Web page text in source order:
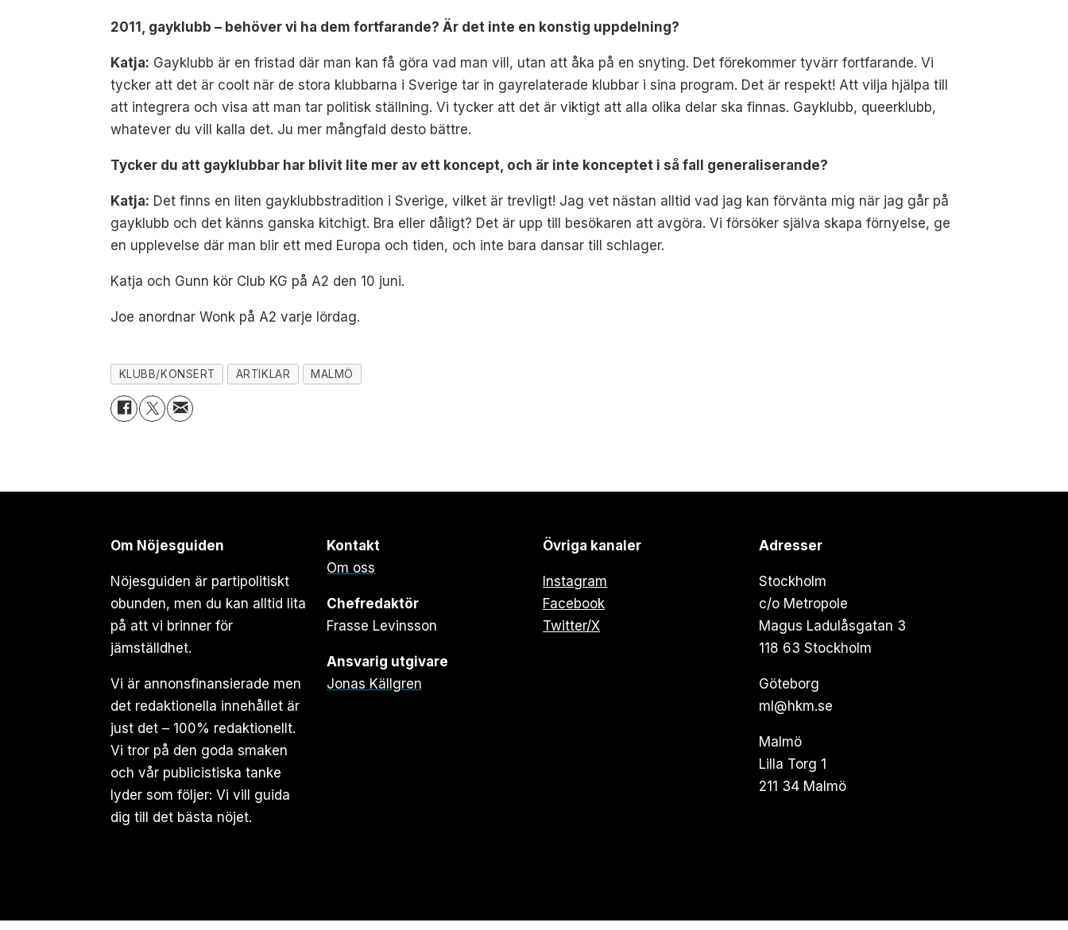
2011, gayklubb – behöver vi ha dem fortfarande? Är det inte en konstig uppdelning?
Katja: Gayklubb är en fristad där man kan få göra vad man vill, utan att åka på en snyting. Det förekommer tyvärr fortfarande. Vi
tycker att det är coolt när de stora klubbarna i Sverige tar in gayrelaterade klubbar i sina program. Det är respekt! Att vilja hjälpa till
att integrera och visa att man tar politisk ställning. Vi tycker att det är viktigt att alla olika delar ska finnas. Gayklubb, queerklubb,
whatever du vill kalla det. Ju mer mångfald desto bättre.
Tycker du att gayklubbar har blivit lite mer av ett koncept, och är inte konceptet i så fall generaliserande?
Katja: Det finns en liten gayklubbstradition i Sverige, vilket är trevligt! Jag vet nästan alltid vad jag kan förvänta mig när jag går på
gayklubb och det känns ganska kitchigt. Bra eller dåligt? Det är upp till besökaren att avgöra. Vi försöker själva skapa förnyelse, ge
en upplevelse där man blir ett med Europa och tiden, och inte bara dansar till schlager.
Katja och Gunn kör Club KG på A2 den 10 juni.
Joe anordnar Wonk på A2 varje lördag.
KLUBB/KONSERT ARTIKLAR MALMÖ
Om Nöjesguiden
Nöjesguiden är partipolitiskt
obunden, men du kan alltid lita
på att vi brinner för
jämställdhet.
Vi är annonsfinansierade men
det redaktionella innehållet är
just det – 100% redaktionellt.
Vi tror på den goda smaken
och vår publicistiska tanke
lyder som följer: Vi vill guida
dig till det bästa nöjet.
Kontakt
Om oss
Chefredaktör
Frasse Levinsson
Ansvarig utgivare
Jonas Källgren
Övriga kanaler
Instagram
Facebook
Twitter/X
Adresser
Stockholm
c/o Metropole
Magus Ladulåsgatan 3
118 63 Stockholm
Göteborg
ml@hkm.se
Malmö
Lilla Torg 1
211 34 Malmö